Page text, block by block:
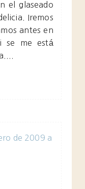
el glaseado
Iremos
antes en
se me está
de 2009 a